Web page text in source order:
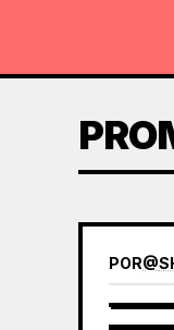
POR@